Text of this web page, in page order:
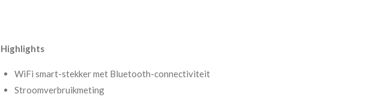
Highlights
WiFi smart-stekker met Bluetooth-connectiviteit
Stroomverbruikmeting